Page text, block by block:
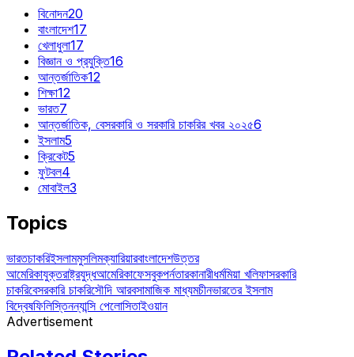
বিনোদন20
বাংলাদেশ17
খেলাধুলা17
বিজ্ঞান ও প্রযুক্তি16
আন্তর্জাতিক12
শিক্ষা12
ভারত7
আন্তর্জাতিক, বেসরকারি ও সরকারি চাকরির খবর ২০২৫6
ইসলাম5
ক্রিকেট5
ফুটবল4
মোবাইল3
Topics
ভারতচাকরিইসলামমুসলিমক্যারিয়ারবাংলাদেশউত্তর
আমেরিকাযুক্তরাষ্ট্রযুদ্ধআমেরিকাফেসবুকপর্নতারকানারীধর্মমিয়া খলিফাসরকারি
চাকরিবেসরকারি চাকরিসৌদি আরবসামাজিক মাধ্যমচীনভারতের ইসলাম
বিদ্বেষফিলিস্তিনন্যান্সি পেলোসিতাইওয়ান
Advertisement